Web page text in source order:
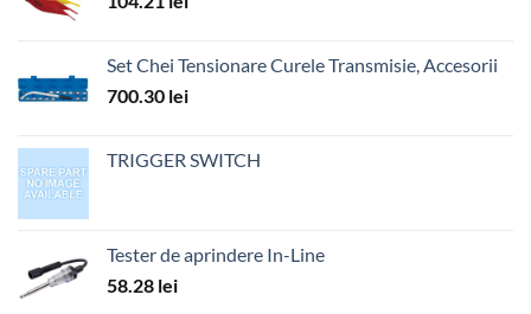
Set Chei Tensionare Curele Transmisie, Accesorii
700.30 lei
TRIGGER SWITCH
Tester de aprindere In-Line
58.28 lei